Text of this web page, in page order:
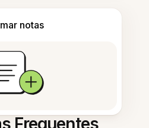
notas
Frequentes